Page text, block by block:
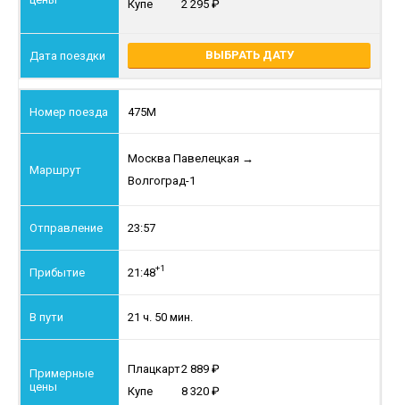
Купе
2 295
ВЫБРАТЬ ДАТУ
475М
Москва Павелецкая →
Волгоград-1
23:57
21:48+1
21 ч. 50 мин.
Плацкарт2 889
Купе
8 320